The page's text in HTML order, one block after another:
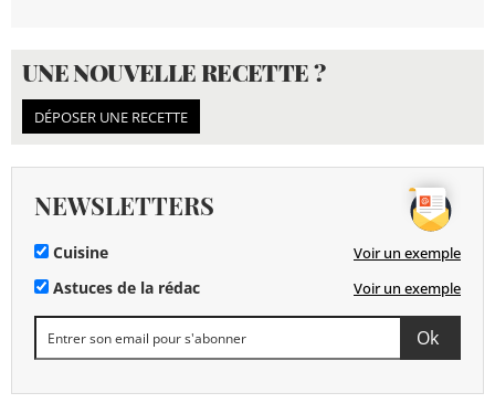
UNE NOUVELLE RECETTE ?
DÉPOSER UNE RECETTE
NEWSLETTERS
Cuisine Voir un exemple
Astuces de la rédac Voir un exemple